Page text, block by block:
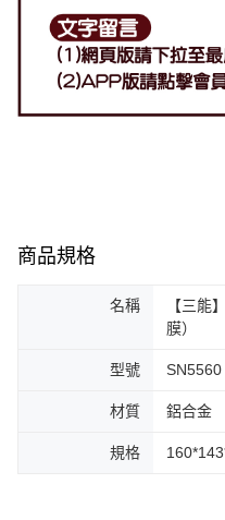
商品規格
名稱
【三能
膜）
型號 SN5560
材質 鋁合金
規格